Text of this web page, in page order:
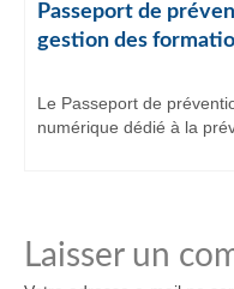
Passeport de
gestion des
Le Passeport de
numérique dédié à la
Laisser un